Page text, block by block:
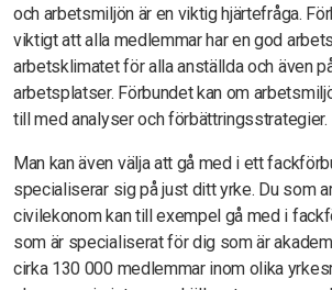
och arbetsmiljön är en viktig hjärtefråga.
viktigt att alla medlemmar har en god
arbetsklimatet för alla anställda och även
arbetsplatser. Förbundet kan om
till med analyser och förbättringsstrategier.
Man kan även välja att gå med i ett
specialiserar sig på just ditt yrke. Du som
civilekonom kan till exempel gå med i
som är specialiserat för dig som är
cirka 130 000 medlemmar inom olika